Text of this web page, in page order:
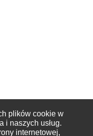
plików cookie w
i naszych usług.
internetowej,